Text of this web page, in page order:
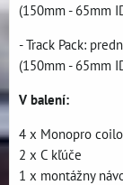
(150mm - 65mm
- Track Pack:
(150mm - 65mm
V balení:
4 x Monopro
2 x C kľúče
1 x montážny